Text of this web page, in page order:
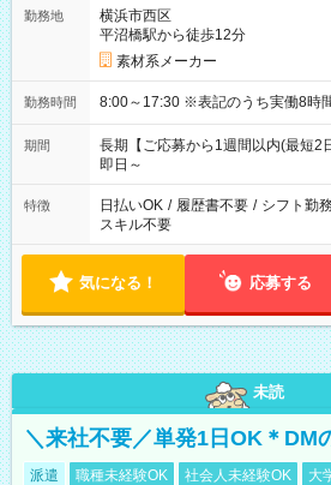
勤務地
横浜市西区
平沼橋駅から徒歩12分
素材系メーカー
勤務時間 8:00～17:30 ※表記のうち実働8
期間
長期【ご応募から1週間以内(最短2
即日～
特徴 日払いOK / 履歴書不要 / シフト勤務
スキル不要
気になる！ 応募する
未読
＼来社不要／単発1日OK＊DM
派遣 職種未経験OK 社会人未経験OK 大